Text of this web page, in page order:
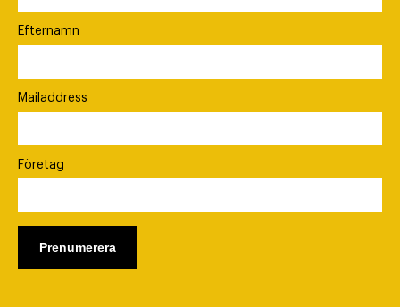
Efternamn
Mailaddress
Företag